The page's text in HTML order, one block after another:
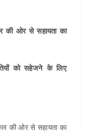
की ओर से सहायता का
को सहेजने के लिए